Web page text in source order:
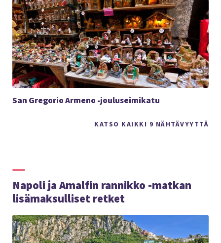
KATSO KAIKKI 9 NÄHTÄVYYTTÄ
San Gregorio Armeno -jouluseimikatu
Napoli ja Amalfin rannikko -matkan
lisämaksulliset retket